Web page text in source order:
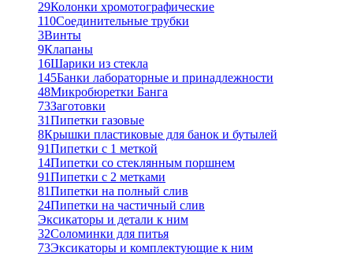
29Колонки хромотографические
110Соединительные трубки
3Винты
9Клапаны
16Шарики из стекла
145Банки лабораторные и принадлежности
48Микробюретки Банга
73Заготовки
31Пипетки газовые
8Крышки пластиковые для банок и бутылей
91Пипетки с 1 меткой
14Пипетки со стеклянным поршнем
91Пипетки с 2 метками
81Пипетки на полный слив
24Пипетки на частичный слив
Эксикаторы и детали к ним
32Соломинки для питья
73Эксикаторы и комплектующие к ним